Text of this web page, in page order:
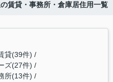
賃貸・事務所・倉庫居住用一覧
貸(39件)
ズ(27件)
所(13件)